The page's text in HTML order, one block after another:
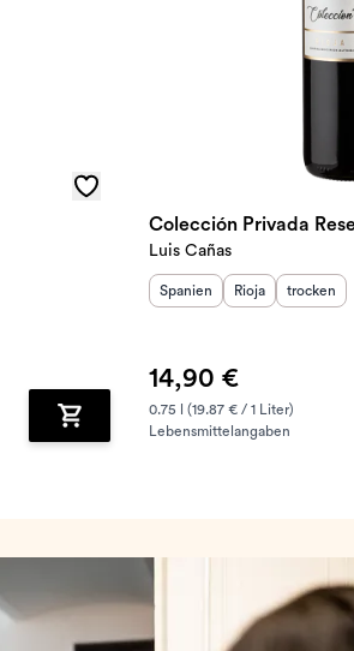
Zum Warenkorb hinzufügen
Luis Cañas
Herkunftsland:
Spanien Herkunftsregion
Rioja Geschmack
trocken
14,90 €
0.75 l (19.87 € / 1 Liter)
Lebensmittelangaben